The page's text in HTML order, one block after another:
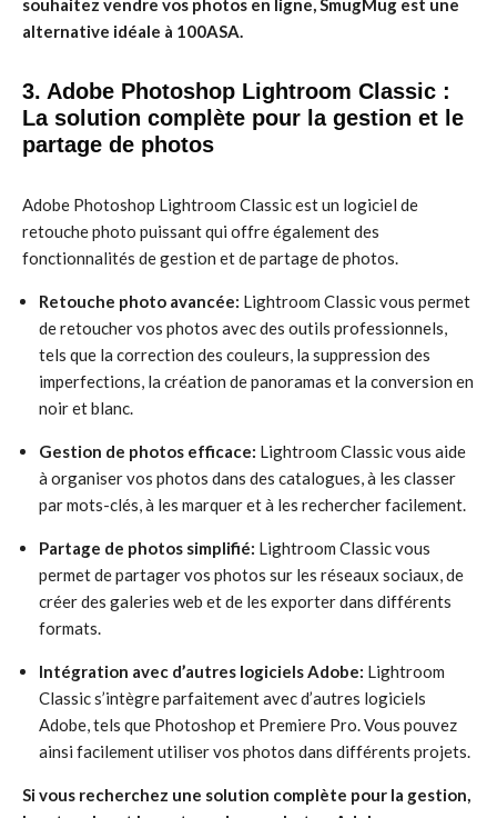
souhaitez vendre vos photos en ligne, SmugMug est une
alternative idéale à 100ASA.
3. Adobe Photoshop Lightroom Classic :
La solution complète pour la gestion et le
partage de photos
Adobe Photoshop Lightroom Classic est un logiciel de
retouche photo puissant qui offre également des
fonctionnalités de gestion et de partage de photos.
Retouche photo avancée: Lightroom Classic vous permet
de retoucher vos photos avec des outils professionnels,
tels que la correction des couleurs, la suppression des
imperfections, la création de panoramas et la conversion en
noir et blanc.
Gestion de photos efficace: Lightroom Classic vous aide
à organiser vos photos dans des catalogues, à les classer
par mots-clés, à les marquer et à les rechercher facilement.
Partage de photos simplifié: Lightroom Classic vous
permet de partager vos photos sur les réseaux sociaux, de
créer des galeries web et de les exporter dans différents
formats.
Intégration avec d’autres logiciels Adobe: Lightroom
Classic s’intègre parfaitement avec d’autres logiciels
Adobe, tels que Photoshop et Premiere Pro. Vous pouvez
ainsi facilement utiliser vos photos dans différents projets.
Si vous recherchez une solution complète pour la gestion,